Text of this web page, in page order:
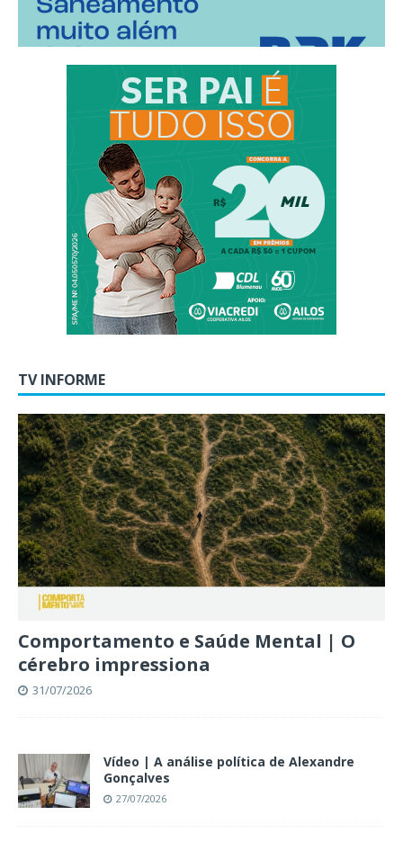
TV INFORME
Comportamento e Saúde Mental | O
cérebro impressiona
31/07/2026
Vídeo | A análise política de Alexandre
Gonçalves
27/07/2026